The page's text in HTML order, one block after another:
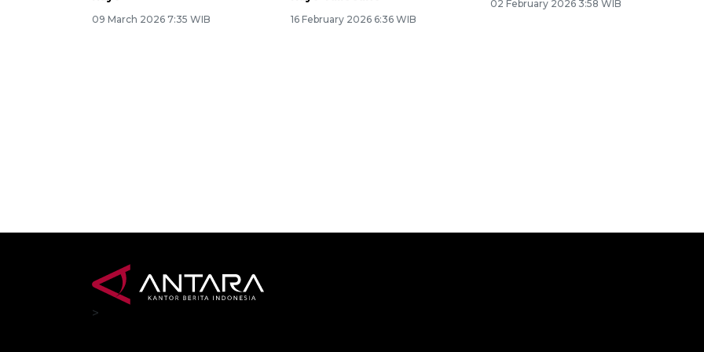
09 March 2026 7:35 WIB 16 February 2026 6:36 WIB
02 February 2026 3:58 WIB
>